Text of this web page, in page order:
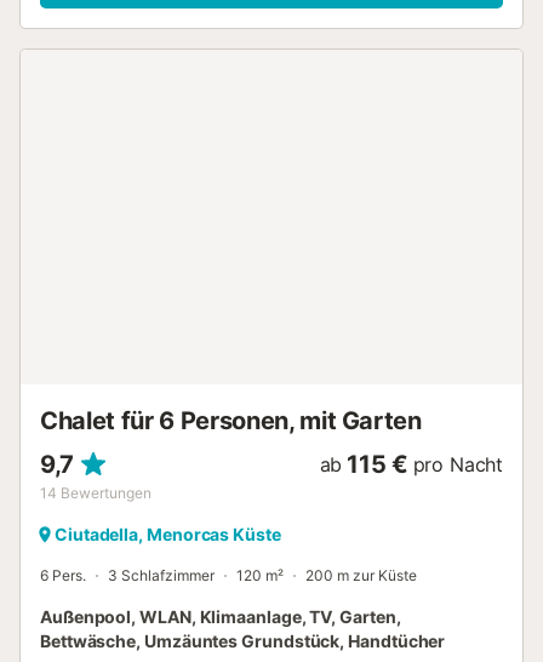
und ein Hochstuhl sind ebenfalls vorhanden. Das
Chalet für 6 Personen, mit Garten
9,7
14 Bewertungen
ab 115 € pro Nacht
Ciutadella, Menorcas Küste
6 Pers. 3 Schlafzimmer 120 m² 200 m zur Küste
Außenpool, WLAN, Klimaanlage, TV, Garten,
Bettwäsche, Umzäuntes Grundstück, Handtücher